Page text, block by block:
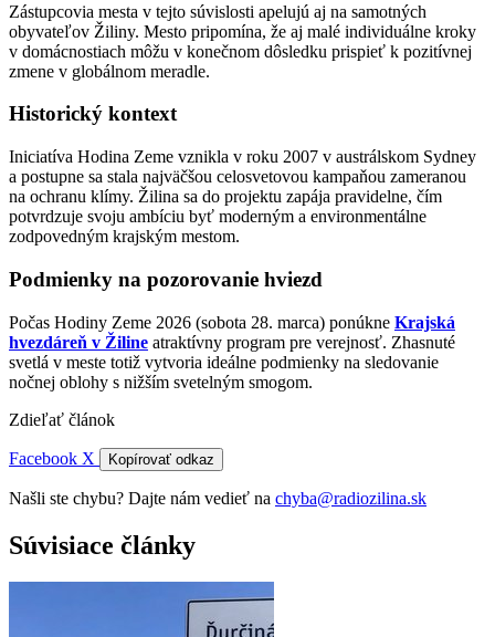
Zástupcovia mesta v tejto súvislosti apelujú aj na samotných
obyvateľov Žiliny. Mesto pripomína, že aj malé individuálne kroky
v domácnostiach môžu v konečnom dôsledku prispieť k pozitívnej
zmene v globálnom meradle.
Historický kontext
Iniciatíva Hodina Zeme vznikla v roku 2007 v austrálskom Sydney
a postupne sa stala najväčšou celosvetovou kampaňou zameranou
na ochranu klímy. Žilina sa do projektu zapája pravidelne, čím
potvrdzuje svoju ambíciu byť moderným a environmentálne
zodpovedným krajským mestom.
Podmienky na pozorovanie hviezd
Počas Hodiny Zeme 2026 (sobota 28. marca) ponúkne Krajská
hvezdáreň v Žiline atraktívny program pre verejnosť. Zhasnuté
svetlá v meste totiž vytvoria ideálne podmienky na sledovanie
nočnej oblohy s nižším svetelným smogom.
Zdieľať článok
Facebook X Kopírovať odkaz
Našli ste chybu? Dajte nám vedieť na chyba@radiozilina.sk
Súvisiace články